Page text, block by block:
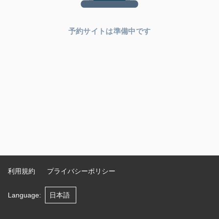
予約サイトは準備中です
利用規約 プライバシーポリシー
Language: